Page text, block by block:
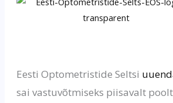
Eesti Optometristide Seltsi
sai vastuvõtmiseks piisavalt